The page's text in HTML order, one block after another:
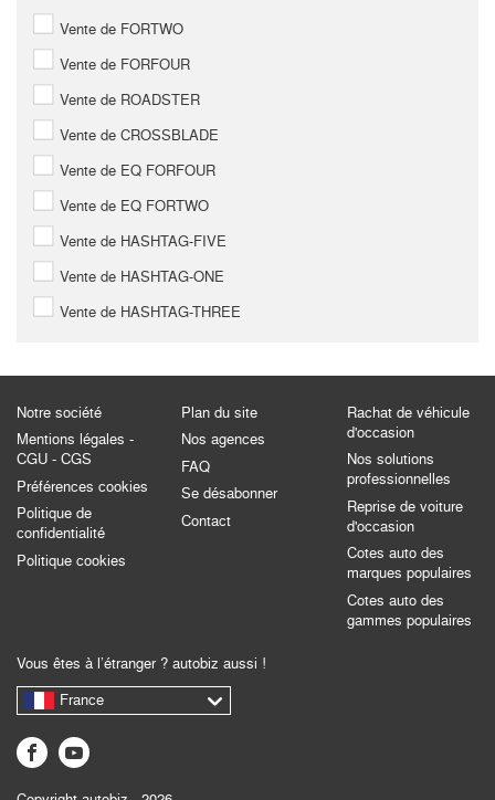
Vente de FORTWO
Vente de FORFOUR
Vente de ROADSTER
Vente de CROSSBLADE
Vente de EQ FORFOUR
Vente de EQ FORTWO
Vente de HASHTAG-FIVE
Vente de HASHTAG-ONE
Vente de HASHTAG-THREE
Notre société
Mentions légales -
CGU - CGS
Préférences cookies
Politique de
confidentialité
Politique cookies
Plan du site
Nos agences
FAQ
Se désabonner
Contact
Rachat de véhicule
d'occasion
Nos solutions
professionnelles
Reprise de voiture
d'occasion
Cotes auto des
marques populaires
Cotes auto des
gammes populaires
Vous êtes à l’étranger ? autobiz aussi !
France